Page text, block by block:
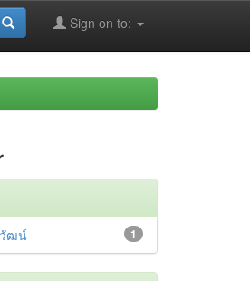
Sign on to:
1
ฒน์